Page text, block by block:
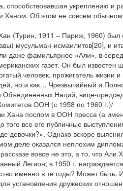
укреплению и
Об этом не совсем обычном
(Турин, 1911 – Париж, 1960)
мусульман-исмаилитов[20], и
даже фамильярное «Али», в
газет. Он был известен
человек, прожигатель жизни
но и как… Чрезвычайный и
Объединенных Наций, вице-
ООН (с 1958 по 1960 г.)/
Хана послом в ООН пресса (а
того все его публичные
девочки?». Однако вскоре
деле оказался неплохим
вовсе не это, а то, что Али
Легион; в 1950 г.
именно в те годы? Может быть.
установления дружеских